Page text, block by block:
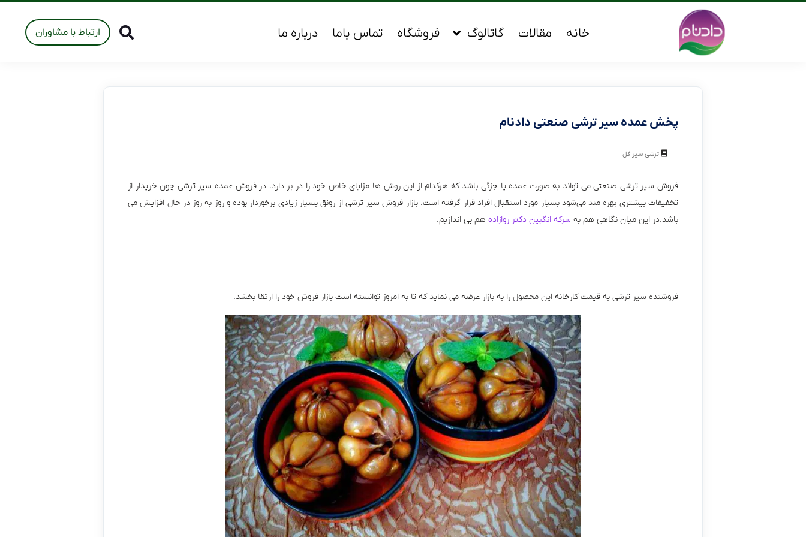
خانه مقالات گاتالوگ فروشگاه تماس باما درباره ما ارتباط با مشاوران
پخش عمده سیر ترشی صنعتی دادنام
ترشی سیر گل
فروش سیر ترشی صنعتی می تواند به صورت عمده یا جزئی باشد که هر‌کدام از این روش ها مزایای خاص خود را در بر دارد. در فروش عمده سیر ترشی چون خریدار از
تخفیفات بیشتری بهره مند‌ می‌شود بسیار مورد استقبال افراد قرار گرفته است. بازار فروش سیر ترشی از رونق بسیار زیادی برخوردار بوده و روز به روز در حال افزایش می
باشد.در این میان نگاهی هم به سرکه انگبین دکتر روازاده هم بی اندازیم.
فروشنده سیر ترشی به قیمت کارخانه این محصول را به بازار عرضه می‌ نماید که تا به امروز توانسته است بازار فروش خود‌ را ارتقا بخشد.